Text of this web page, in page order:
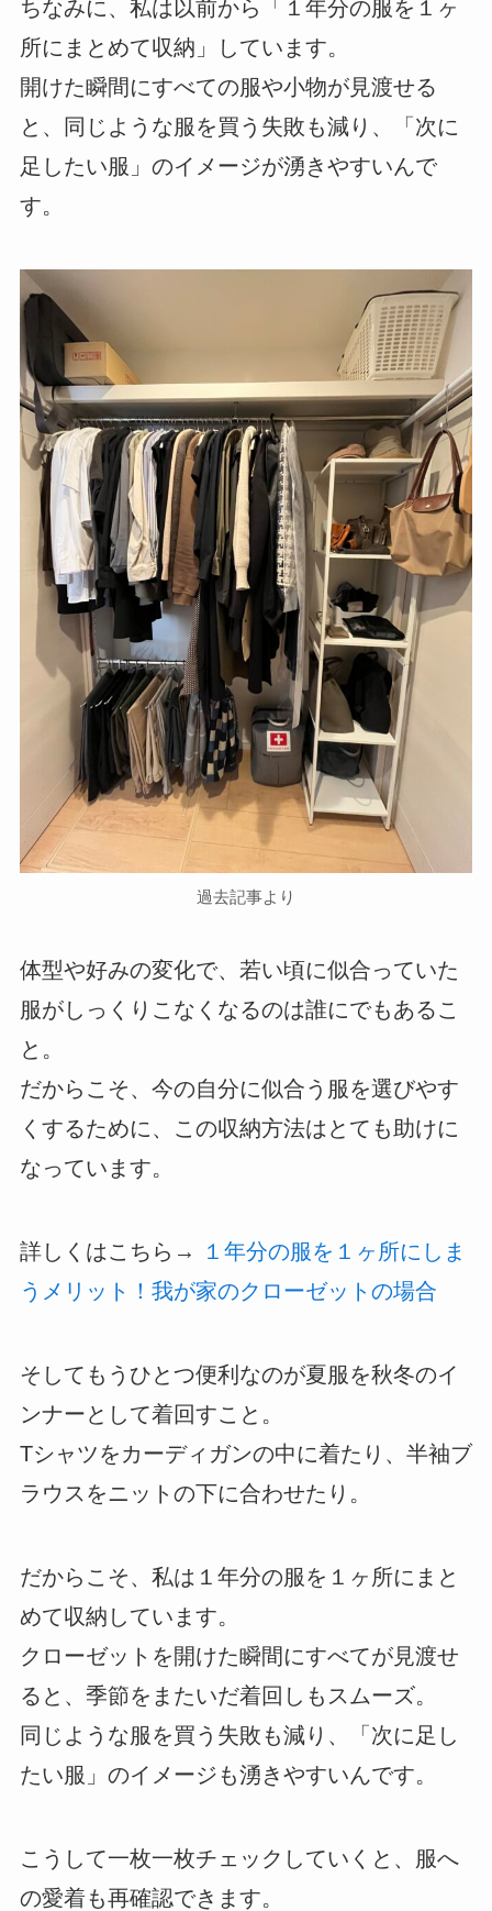
ちなみに、私は以前から「１年分の服を１ヶ
所にまとめて収納」しています。
開けた瞬間にすべての服や小物が見渡せる
と、同じような服を買う失敗も減り、「次に
足したい服」のイメージが湧きやすいんで
す。
過去記事より
体型や好みの変化で、若い頃に似合っていた
服がしっくりこなくなるのは誰にでもあるこ
と。
だからこそ、今の自分に似合う服を選びやす
くするために、この収納方法はとても助けに
なっています。
詳しくはこちら→
１年分の服を１ヶ所にしま
うメリット！我が家のクローゼットの場合
そしてもうひとつ便利なのが夏服を秋冬のイ
ンナーとして着回すこと。
Tシャツをカーディガンの中に着たり、半袖ブ
ラウスをニットの下に合わせたり。
だからこそ、私は１年分の服を１ヶ所にまと
めて収納しています。
クローゼットを開けた瞬間にすべてが見渡せ
ると、季節をまたいだ着回しもスムーズ。
同じような服を買う失敗も減り、「次に足し
たい服」のイメージも湧きやすいんです。
こうして一枚一枚チェックしていくと、服へ
の愛着も再確認できます。